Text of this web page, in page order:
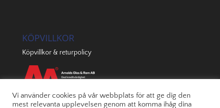
KÖPVILLKOR
Köpvillkor & returpolicy
Vi använder cookies på vår webbplats för att ge dig den
mest relevanta upplevelsen genom att komma ihåg dina